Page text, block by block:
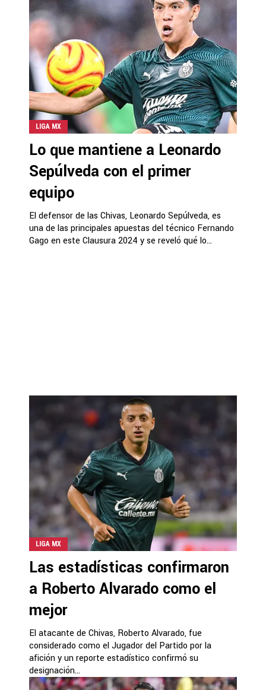
LIGA MX
Lo que mantiene a Leonardo
Sepúlveda con el primer
equipo
El defensor de las Chivas, Leonardo Sepúlveda, es
una de las principales apuestas del técnico Fernando
Gago en este Clausura 2024 y se reveló qué lo...
LIGA MX
Las estadísticas confirmaron
a Roberto Alvarado como el
mejor
El atacante de Chivas, Roberto Alvarado, fue
considerado como el Jugador del Partido por la
afición y un reporte estadístico confirmó su
designación...